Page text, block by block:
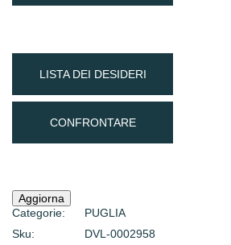
LISTA DEI DESIDERI
CONFRONTARE
Categorie:
PUGLIA
Sku:
DVL-0002958